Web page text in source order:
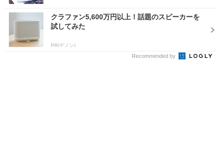
クラファン5,600万円以上！話題のスピーカーを
試してみた
PR(デノン)
Recommended by